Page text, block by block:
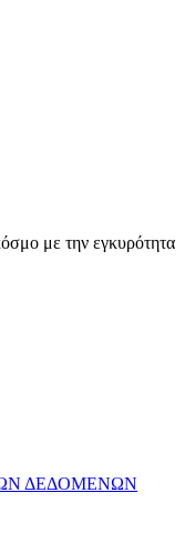
με την εγκυρότητα
ΔΕΔΟΜΕΝΩΝ